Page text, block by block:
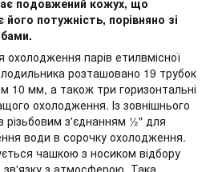
подовжений кожух, що
потужність, порівняно зі
парів етилвмісної
розташовано 19 трубок
10 мм, а також три горизонтальні
охолодження. Із зовнішнього
різьбовим з'єднанням ½" для
води в сорочку охолодження.
чашкою з носиком відбору
зв'язку з атмосферою. Така